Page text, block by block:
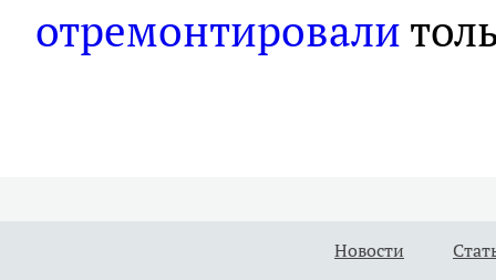
отремонтировали
Новости